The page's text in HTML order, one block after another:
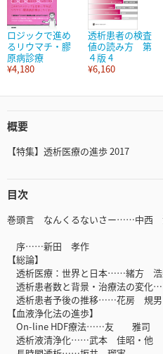
ロジックで進め
るリウマチ・膠
原病診療
¥4,180
透析患者の検査
値の読み方 第
４版 4
¥6,160
概要
【特集】透析医療の進歩 2017
目次
巻頭言 なんくるないさー……中西
序……新田 孝作
【総論】
透析医療：世界と日本……緒方 浩
透析患者数と背景・治療法の変
透析患者予後の推移……花房 規男
【血液浄化法の進歩】
On-line HDF療法……友 雅司
透析液清浄化……武本 佳昭・他